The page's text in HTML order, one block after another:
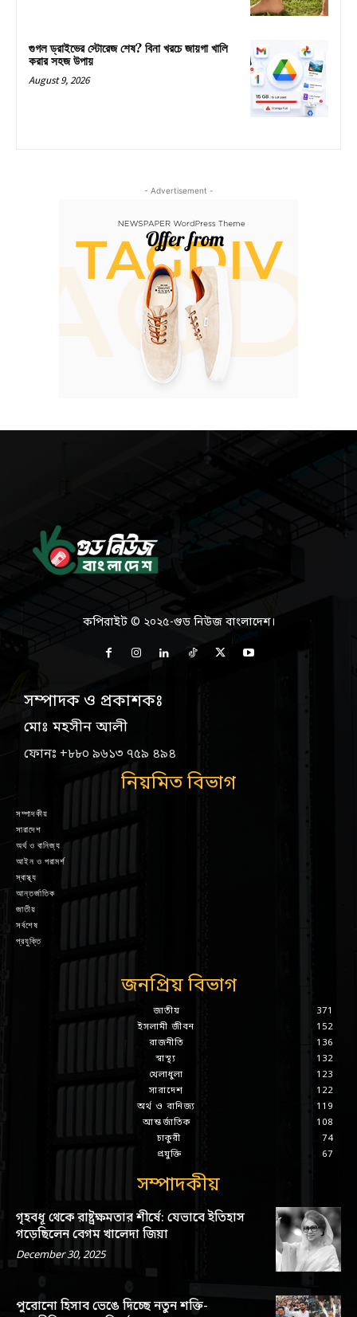
গুগল ড্রাইভের স্টোরেজ শেষ? বিনা খরচে জায়গা খালি
করার সহজ উপায়
August 9, 2026
- Advertisement -
কপিরাইট © ২০২৫-গুড নিউজ বাংলাদেশ।
সম্পাদক ও প্রকাশকঃ
মোঃ মহসীন আলী
ফোনঃ +৮৮০ ৯৬১৩ ৭৫৯ ৪৯৪
নিয়মিত বিভাগ
সম্পাদকীয়
সারাদেশ
অর্থ ও বানিজ্য
আইন ও পরামর্শ
স্বাস্থ্য
আন্তর্জাতিক
জাতীয়
সর্বশেষ
প্রযুক্তি
জনপ্রিয় বিভাগ
জাতীয়
371
ইসলামী জীবন
152
রাজনীতি
136
স্বাস্থ্য
132
খেলাধুলা
123
সারাদেশ
122
অর্থ ও বানিজ্য
119
আন্তর্জাতিক
108
চাকুরী
74
প্রযুক্তি
67
সম্পাদকীয়
গৃহবধূ থেকে রাষ্ট্রক্ষমতার শীর্ষে: যেভাবে ইতিহাস
গড়েছিলেন বেগম খালেদা জিয়া
December 30, 2025
পুরোনো হিসাব ভেঙে দিচ্ছে নতুন শক্তি-